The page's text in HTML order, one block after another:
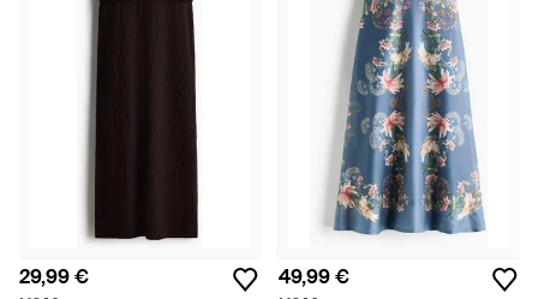
29,99 € 49,99 €